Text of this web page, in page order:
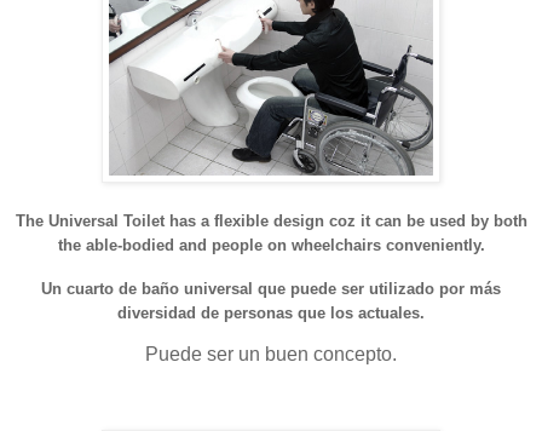
The Universal Toilet has a flexible design coz it can be used by both
the able-bodied and people on wheelchairs conveniently.
Un cuarto de baño universal que puede ser utilizado por más
diversidad de personas que los actuales.
Puede ser un buen concepto.